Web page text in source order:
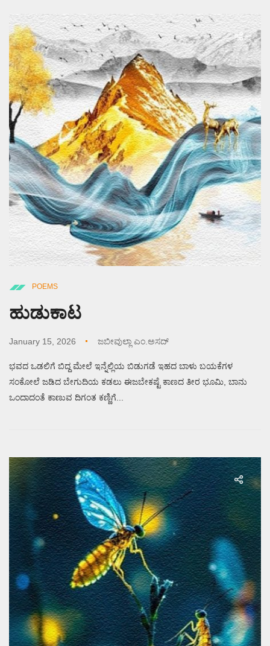
POEMS
ಹುಡುಕಾಟ
January 15, 2026 ಜಬೀವುಲ್ಲಾ ಎಂ.ಅಸದ್
ಭವದ ಒಡಲಿಗೆ ಬಿದ್ದ ಮೇಲೆ ಇನ್ನೆಲ್ಲಿಯ ಬಿಡುಗಡೆ ಇಹದ ಬಾಳು ಬಯಕೆಗಳ
ಸಂಕೋಲೆ ಜಡಿದ ಬೇಗುದಿಯ ಕಡಲು ಈಜಬೇಕಷ್ಟೆ ಕಾಣದ ತೀರ ಭೂಮಿ, ಬಾನು
ಒಂದಾದಂತೆ ಕಾಣುವ ದಿಗಂತ ಕಣ್ಣಿಗೆ...